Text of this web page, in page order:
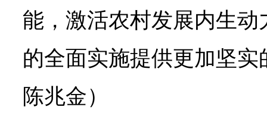
能，激活农村发展内生
的全面实施提供更加坚
陈兆金）